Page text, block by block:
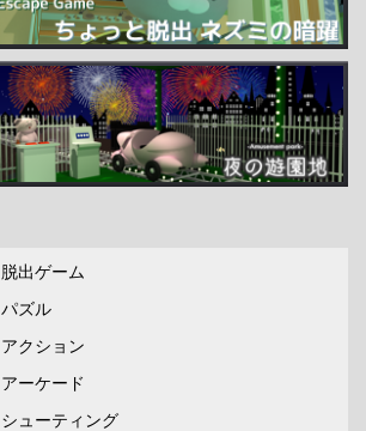
脱出ゲーム
パズル
アクション
アーケード
シューティング